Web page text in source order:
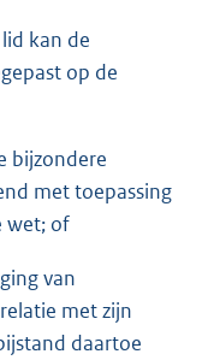
kan de
op de
bijzondere
met toepassing
wet; of
van
met zijn
daartoe